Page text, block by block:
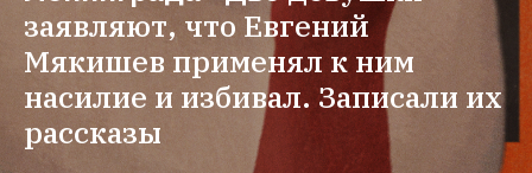
заявляют, что Евгений
Мякишев применял к ним
насилие и избивал. Записали их
рассказы